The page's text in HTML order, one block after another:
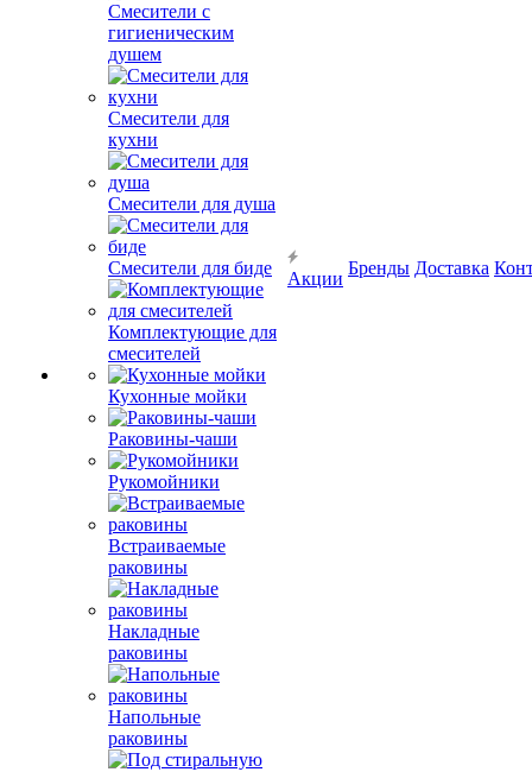
Смесители с
гигиеническим
душем
Смесители для
кухни
Смесители для душа
Смесители для биде
Комплектующие для
смесителей
Кухонные мойки
Раковины-чаши
Рукомойники
Встраиваемые
раковины
Накладные
раковины
Напольные
раковины
Акции
Бренды Доставка